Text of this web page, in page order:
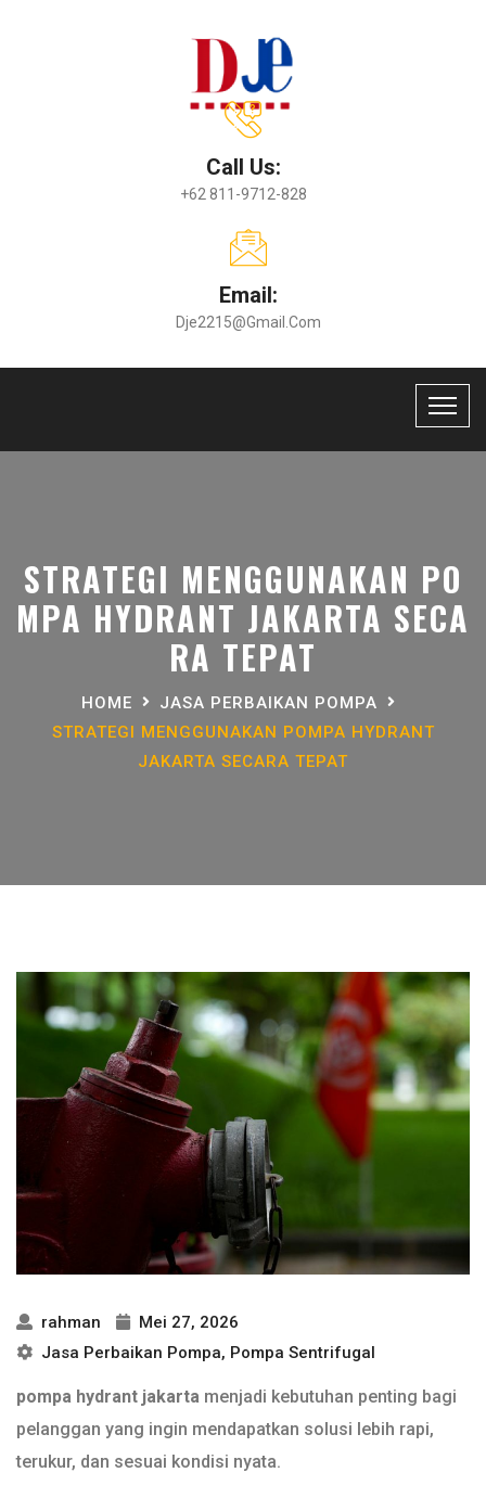
Call Us:
+62 811-9712-828
Email:
Dje2215@gmail.com
STRATEGI MENGGUNAKAN PO
MPA HYDRANT JAKARTA SECA
RA TEPAT
HOME
JASA PERBAIKAN POMPA
STRATEGI MENGGUNAKAN POMPA HYDRANT
JAKARTA SECARA TEPAT
rahman
Mei 27, 2026
Jasa Perbaikan Pompa, Pompa Sentrifugal
pompa hydrant jakarta menjadi kebutuhan penting bagi
pelanggan yang ingin mendapatkan solusi lebih rapi,
terukur, dan sesuai kondisi nyata.